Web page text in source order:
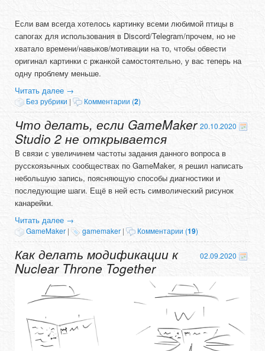
Если вам всегда хотелось картинку всеми любимой птицы в
сапогах для использования в Discord/Telegram/прочем, но не
хватало времени/навыков/мотивации на то, чтобы обвести
оригинал картинки с ржанкой самостоятельно, у вас теперь на
одну проблему меньше.
Читать далее →
Без рубрики | Комментарии (2)
20.10.2020
Что делать, если GameMaker
Studio 2 не открывается
В связи с увеличинем частоты задания данного вопроса в
русскоязычных сообществах по GameMaker, я решил написать
небольшую запись, поясняющую способы диагностики и
последующие шаги. Ещё в ней есть символический рисунок
канарейки.
Читать далее →
GameMaker | gamemaker | Комментарии (19)
02.09.2020
Как делать модификации к
Nuclear Throne Together